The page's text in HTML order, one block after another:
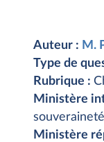
Auteur : M.
Type de
Rubrique :
Ministère
Ministère